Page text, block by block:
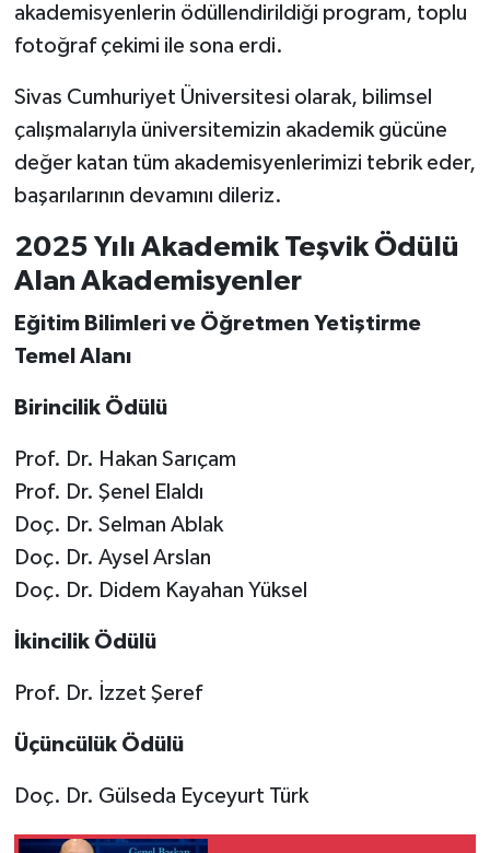
akademisyenlerin ödüllendirildiği program, toplu
fotoğraf çekimi ile sona erdi.
Sivas Cumhuriyet Üniversitesi olarak, bilimsel
çalışmalarıyla üniversitemizin akademik gücüne
değer katan tüm akademisyenlerimizi tebrik eder,
başarılarının devamını dileriz.
2025 Yılı Akademik Teşvik Ödülü
Alan Akademisyenler
Eğitim Bilimleri ve Öğretmen Yetiştirme
Temel Alanı
Birincilik Ödülü
Prof. Dr. Hakan Sarıçam
Prof. Dr. Şenel Elaldı
Doç. Dr. Selman Ablak
Doç. Dr. Aysel Arslan
Doç. Dr. Didem Kayahan Yüksel
İkincilik Ödülü
Prof. Dr. İzzet Şeref
Üçüncülük Ödülü
Doç. Dr. Gülseda Eyceyurt Türk